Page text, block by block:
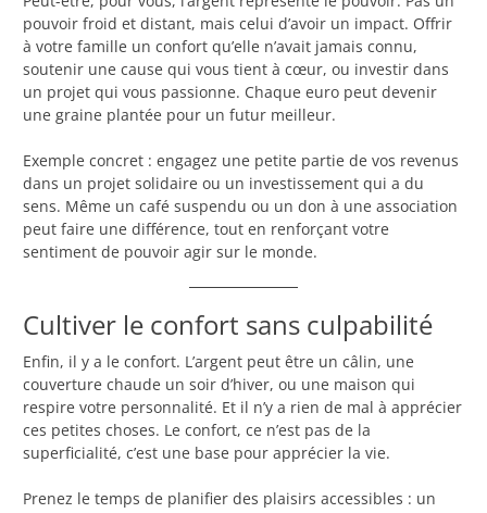
pouvoir froid et distant, mais celui d’avoir un impact. Offrir
à votre famille un confort qu’elle n’avait jamais connu,
soutenir une cause qui vous tient à cœur, ou investir dans
un projet qui vous passionne. Chaque euro peut devenir
une graine plantée pour un futur meilleur.
Exemple concret : engagez une petite partie de vos revenus
dans un projet solidaire ou un investissement qui a du
sens. Même un café suspendu ou un don à une association
peut faire une différence, tout en renforçant votre
sentiment de pouvoir agir sur le monde.
Cultiver le confort sans culpabilité
Enfin, il y a le confort. L’argent peut être un câlin, une
couverture chaude un soir d’hiver, ou une maison qui
respire votre personnalité. Et il n’y a rien de mal à apprécier
ces petites choses. Le confort, ce n’est pas de la
superficialité, c’est une base pour apprécier la vie.
Prenez le temps de planifier des plaisirs accessibles : un